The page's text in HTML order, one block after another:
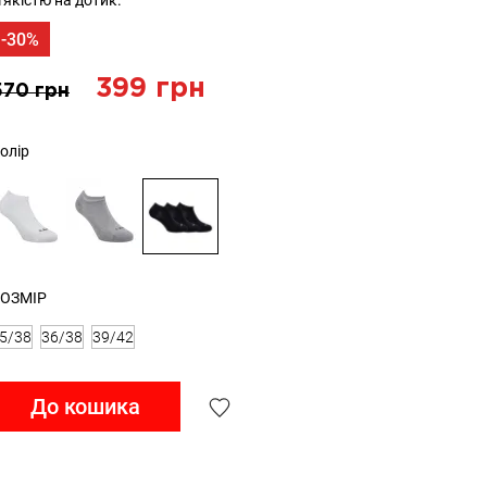
-30%
грн 399 грн
38 36/38 39/42
До кошика